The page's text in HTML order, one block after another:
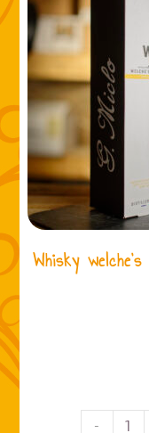
Whisky
-